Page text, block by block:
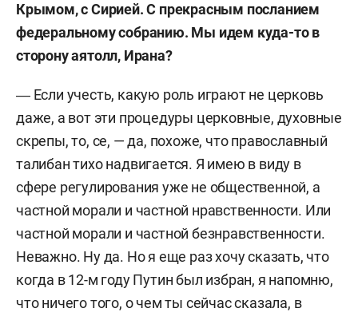
Крымом, с Сирией. С прекрасным посланием
федеральному собранию. Мы идем куда-то в
сторону аятолл, Ирана?
― Если учесть, какую роль играют не церковь
даже, а вот эти процедуры церковные, духовные
скрепы, то, се, — да, похоже, что православный
талибан тихо надвигается. Я имею в виду в
сфере регулирования уже не общественной, а
частной морали и частной нравственности. Или
частной морали и частной безнравственности.
Неважно. Ну да. Но я еще раз хочу сказать, что
когда в 12-м году Путин был избран, я напомню,
что ничего того, о чем ты сейчас сказала, в